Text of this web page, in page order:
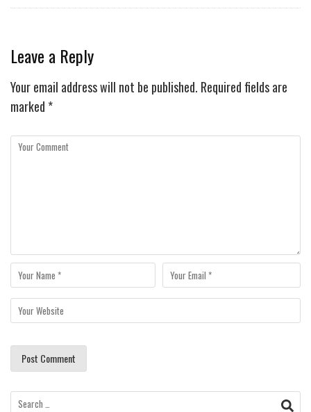
Leave a Reply
Your email address will not be published. Required fields are
marked *
Search